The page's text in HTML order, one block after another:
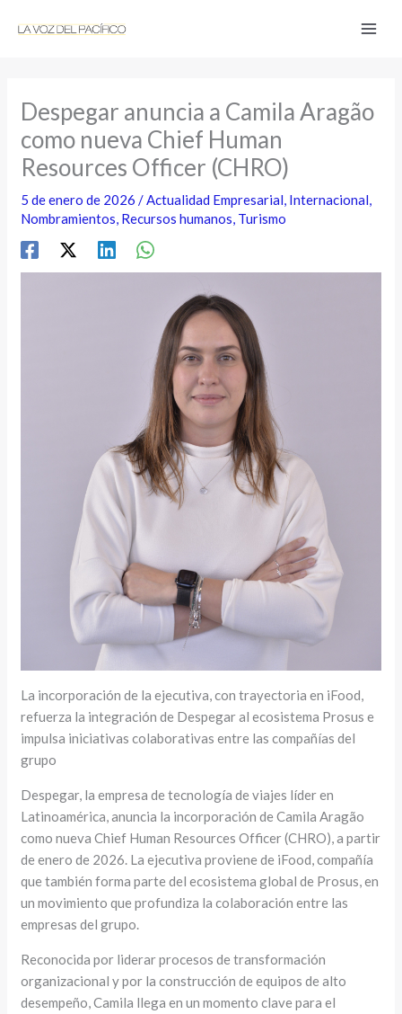
Despegar anuncia a Camila Aragão
como nueva Chief Human
Resources Officer (CHRO)
5 de enero de 2026/Actualidad Empresarial, Internacional,
Nombramientos, Recursos humanos, Turismo
La incorporación de la ejecutiva, con trayectoria en iFood,
refuerza la integración de Despegar al ecosistema Prosus e
impulsa iniciativas colaborativas entre las compañías del
grupo
Despegar, la empresa de tecnología de viajes líder en
Latinoamérica, anuncia la incorporación de Camila Aragão
como nueva Chief Human Resources Officer (CHRO), a partir
de enero de 2026. La ejecutiva proviene de iFood, compañía
que también forma parte del ecosistema global de Prosus, en
un movimiento que profundiza la colaboración entre las
empresas del grupo.
Reconocida por liderar procesos de transformación
organizacional y por la construcción de equipos de alto
desempeño, Camila llega en un momento clave para el